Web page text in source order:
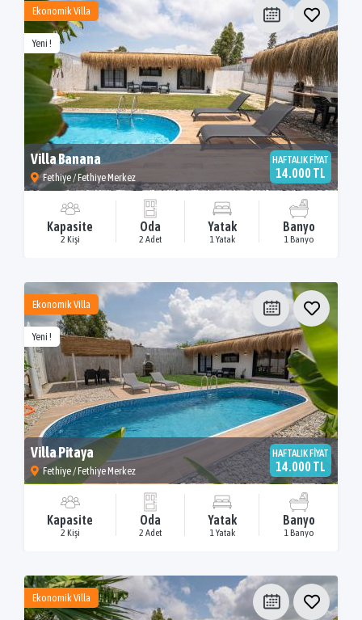
Ekonomik Villa
Yeni !
Villa Banana
Fethiye / Fethiye Merkez
HAFTALIK FİYAT
14.000 TL
Kapasite
2 Kişi
Oda
2 Adet
Yatak
1 Yatak
Banyo
1 Banyo
Ekonomik Villa
Yeni !
Villa Pitaya
Fethiye / Fethiye Merkez
HAFTALIK FİYAT
14.000 TL
Kapasite
2 Kişi
Oda
2 Adet
Yatak
1 Yatak
Banyo
1 Banyo
Ekonomik Villa